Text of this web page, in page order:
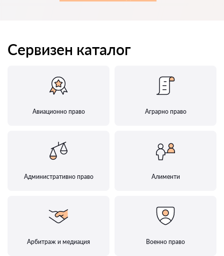
Сервизен каталог
Авиационно право Аграрно право
Административно право Алименти
Арбитраж и медиация Военно право